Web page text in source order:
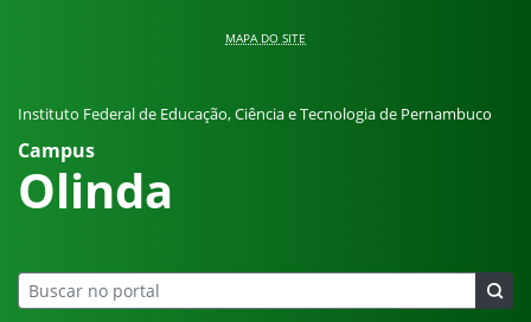
MAPA DO SITE
Instituto Federal de Educação, Ciência e Tecnologia de Pernambuco
Campus
Olinda